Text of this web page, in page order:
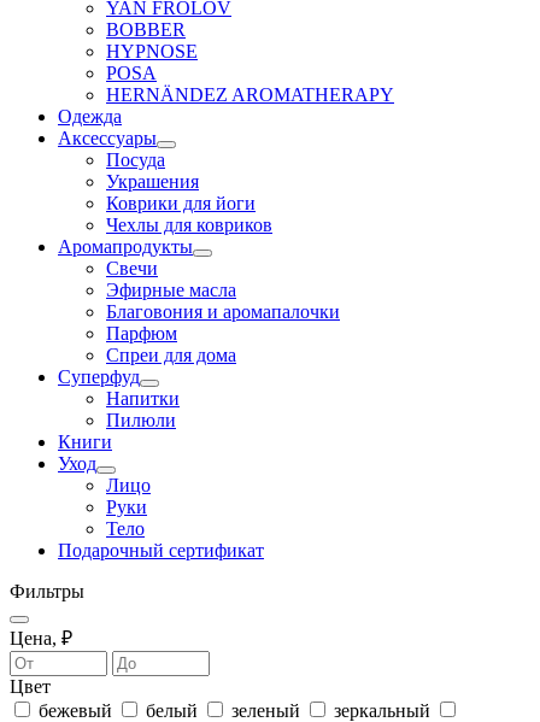
YAN FROLOV
BOBBER
HYPNOSE
POSA
HERNÄNDEZ AROMATHERAPY
Одежда
Аксессуары
Посуда
Украшения
Коврики для йоги
Чехлы для ковриков
Аромапродукты
Свечи
Эфирные масла
Благовония и аромапалочки
Парфюм
Спреи для дома
Суперфуд
Напитки
Пилюли
Книги
Уход
Лицо
Руки
Тело
Подарочный сертификат
Фильтры
Цена, ₽
Цвет
бежевый
белый зеленый
зеркальный